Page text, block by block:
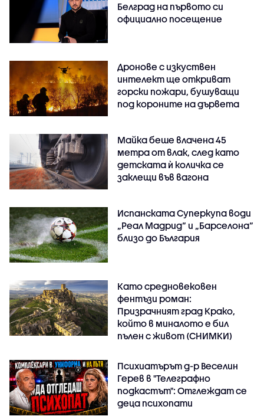
Белград на първото си
официално посещение
Дронове с изкуствен
интелект ще откриват
горски пожари, бушуващи
под короните на дървета
Майка беше влачена 45
метра от влак, след като
детската ѝ количка се
заклещи във вагона
Испанската Суперкупа води
„Реал Мадрид“ и „Барселона“
близо до България
Като средновековен
фентъзи роман:
Призрачният град Крако,
който в миналото е бил
пълен с живот (СНИМКИ)
Психиатърът д-р Веселин
Герев в "Телеграфно
подкастът": Отглеждат се
деца психопати